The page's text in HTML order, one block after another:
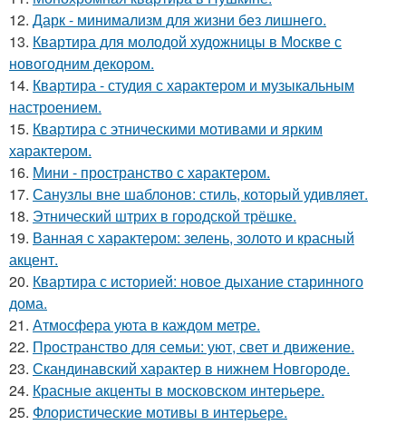
12. Дарк - минимализм для жизни без лишнего.
13. Квартира для молодой художницы в Москве с
новогодним декором.
14. Квартира - студия с характером и музыкальным
настроением.
15. Квартира с этническими мотивами и ярким
характером.
16. Мини - пространство с характером.
17. Санузлы вне шаблонов: стиль, который удивляет.
18. Этнический штрих в городской трёшке.
19. Ванная с характером: зелень, золото и красный
акцент.
20. Квартира с историей: новое дыхание старинного
дома.
21. Атмосфера уюта в каждом метре.
22. Пространство для семьи: уют, свет и движение.
23. Скандинавский характер в нижнем Новгороде.
24. Красные акценты в московском интерьере.
25. Флористические мотивы в интерьере.